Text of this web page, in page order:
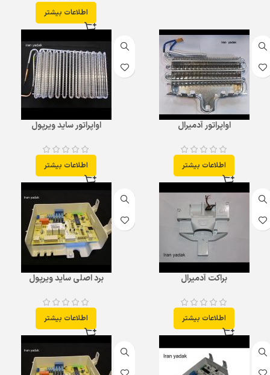
اطلاعات بیشتر
اواپراتور آدمیرال
اطلاعات بیشتر
اواپراتور ساید ویرپول
اطلاعات بیشتر
براکت آدمیرال
اطلاعات بیشتر
برد اصلی ساید ویرپول
اطلاعات بیشتر